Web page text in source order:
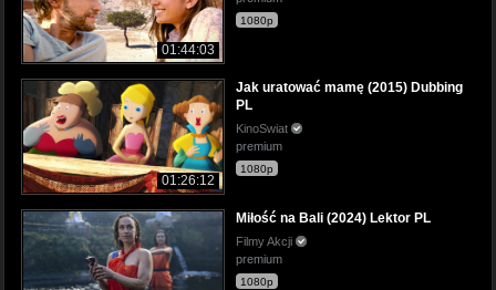
01:44:03
1080p
01:26:12
Jak uratować mamę (2015) Dubbing
PL
KinoSwiat
premium
1080p
Miłość na Bali (2024) Lektor PL
Filmy Akcji
premium
1080p